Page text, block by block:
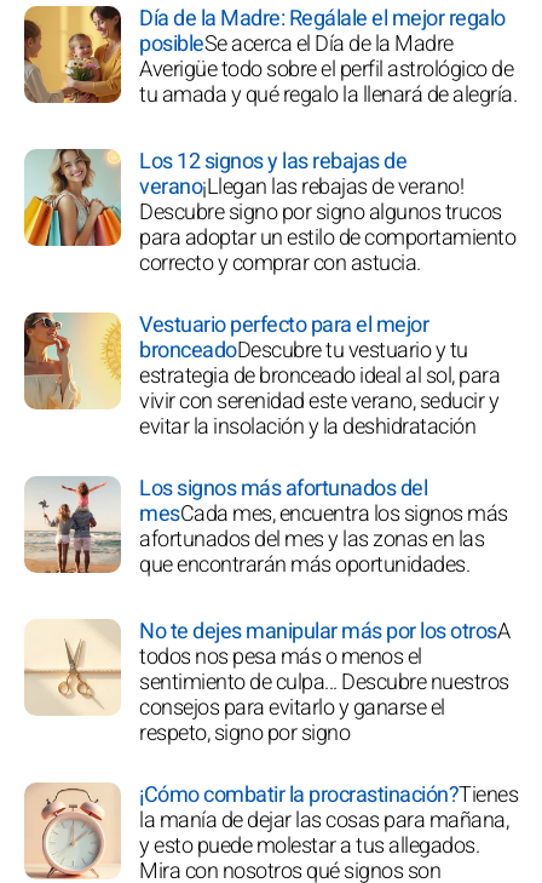
Día de la Madre: Regálale el mejor regalo
posibleSe acerca el Día de la Madre
Averigüe todo sobre el perfil astrológico de
tu amada y qué regalo la llenará de alegría.
Los 12 signos y las rebajas de
verano¡Llegan las rebajas de verano!
Descubre signo por signo algunos trucos
para adoptar un estilo de comportamiento
correcto y comprar con astucia.
Vestuario perfecto para el mejor
bronceadoDescubre tu vestuario y tu
estrategia de bronceado ideal al sol, para
vivir con serenidad este verano, seducir y
evitar la insolación y la deshidratación
Los signos más afortunados del
mesCada mes, encuentra los signos más
afortunados del mes y las zonas en las
que encontrarán más oportunidades.
No te dejes manipular más por los otrosA
todos nos pesa más o menos el
sentimiento de culpa... Descubre nuestros
consejos para evitarlo y ganarse el
respeto, signo por signo
¡Cómo combatir la procrastinación?Tienes
la manía de dejar las cosas para mañana,
y esto puede molestar a tus allegados.
Mira con nosotros qué signos son